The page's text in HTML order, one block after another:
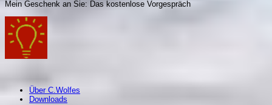
Mein Geschenk an Sie: Das kostenlose Vorgespräch
Über C.Wolfes
Downloads